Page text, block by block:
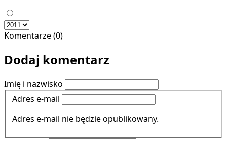
Komentarze (0)
Dodaj komentarz
Imię i nazwisko
Adres e-mail
Adres e-mail nie będzie opublikowany.